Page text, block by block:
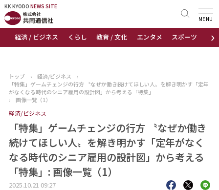
KK KYODO NEWS SITE
›
経済 / ビジネス くらし 教育 / 文化 エンタメ スポーツ 地域
MENU
KK KYODONEWS SITE
トップページ
ニュース
おすすめコンテンツ
出版物
会社概要
トップ › 経済/ビジネス
›
「特集」ゲームチェンジの行方 〝なぜか働き続けてほしい人〟を解き明かす「定年
がなくなる時代のシニア雇用の設計図」から考える「特集」
›
画像一覧（1）
経済/ビジネス
「特集」ゲームチェンジの行方 〝なぜか働き
続けてほしい人〟を解き明かす「定年がなく
なる時代のシニア雇用の設計図」から考える
「特集」: 画像一覧（1）
2025.10.21 09:27